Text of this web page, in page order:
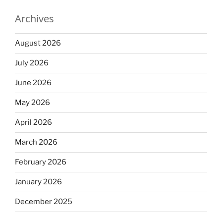
Archives
August 2026
July 2026
June 2026
May 2026
April 2026
March 2026
February 2026
January 2026
December 2025